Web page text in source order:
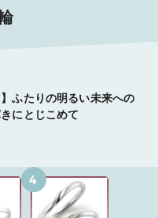
】ふたりの明るい未来への
にとじこめて
4